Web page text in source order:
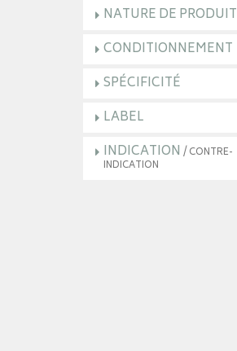
NATURE DE PRODUIT
CONDITIONNEMENT
SPÉCIFICITÉ
LABEL
INDICATION / CONTRE-
INDICATION